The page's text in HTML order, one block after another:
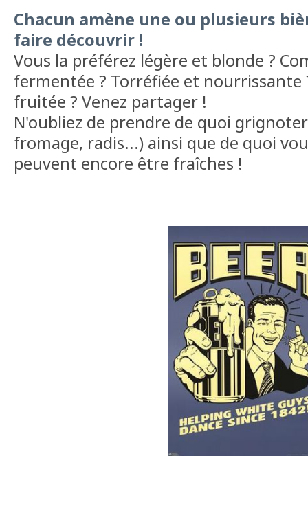
Chacun amène une ou plusieurs
faire découvrir !
Vous la préférez légère et blonde ?
fermentée ? Torréfiée et nourrissante
fruitée ? Venez partager !
N'oubliez de prendre de quoi
fromage, radis...) ainsi que de quoi
peuvent encore être fraîches !